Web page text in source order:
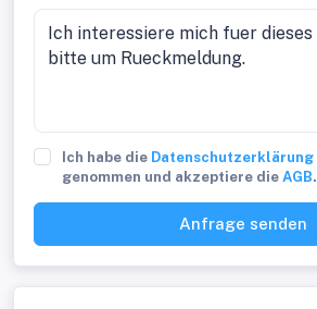
Ich habe die Datenschutzerklärung
genommen und akzeptiere die AGB.
Anfrage senden